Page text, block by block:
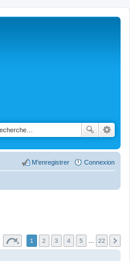
Connexion
M’enregistrer
1 2 3 4 5 22